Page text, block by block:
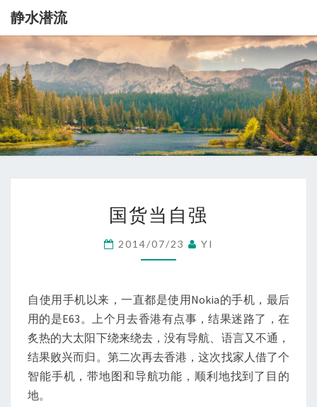
静水潜流
静
水
潜
记
录
一
点
生
活
货
自
国货当自强
2014/07/23 YI
自使用手机以来，一直都是使用Nokia的手机，最后
用的是E63。上个月去香港有点事，结果迷路了，在
炙热的大太阳下绕来绕去，没有导航、语言又不通，
结果败兴而归。第二次再去香港，这次找家人借了个
智能手机，带地图和导航功能，顺利地找到了目的
地。